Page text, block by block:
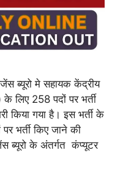
ब्यूरो मे सहायक केंद्रीय
लिए 258 पदों पर भर्ती
किया गया है। इस भर्ती के
भर्ती किए जाने की
ब्यूरो के अंतर्गत कंप्यूटर